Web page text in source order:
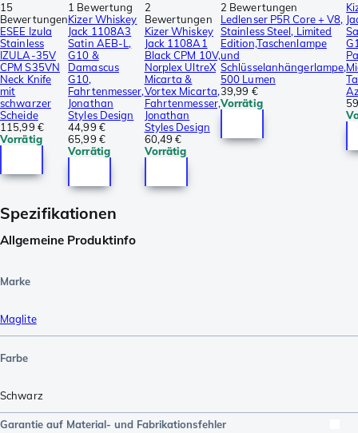
15
Bewertungen
ESEE Izula
Stainless
IZULA-35V
CPM S35VN
Neck Knife
mit
schwarzer
Scheide
115,99 €
Vorrätig
1 Bewertung
Kizer Whiskey
Jack 1108A3
Satin AEB-L,
G10 &
Damascus
G10,
Fahrtenmesser,
Jonathan
Styles Design
44,99 €
65,99 €
Vorrätig
2
Bewertungen
Kizer Whiskey
Jack 1108A1
Black CPM 10V,
Norplex UltreX
Micarta &
Vortex Micarta,
Fahrtenmesser,
Jonathan
Styles Design
60,49 €
Vorrätig
2 Bewertungen
Ledlenser P5R Core + V8,
Stainless Steel, Limited
Edition,Taschenlampe
und
Schlüsselanhängerlampe,
500 Lumen
39,99 €
Vorrätig
Spezifikationen
Allgemeine Produktinfo
Marke
Maglite
Farbe
Schwarz
Garantie auf Material- und Fabrikationsfehler